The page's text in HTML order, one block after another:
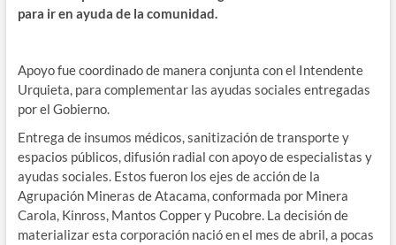
para ir en ayuda de la comunidad.
Apoyo fue coordinado de manera conjunta con el Intendente
Urquieta, para complementar las ayudas sociales entregadas
por el Gobierno.
Entrega de insumos médicos, sanitización de transporte y
espacios públicos, difusión radial con apoyo de especialistas y
ayudas sociales. Estos fueron los ejes de acción de la
Agrupación Mineras de Atacama, conformada por Minera
Carola, Kinross, Mantos Copper y Pucobre. La decisión de
materializar esta corporación nació en el mes de abril, a pocas